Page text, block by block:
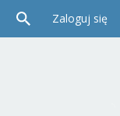
Zaloguj się